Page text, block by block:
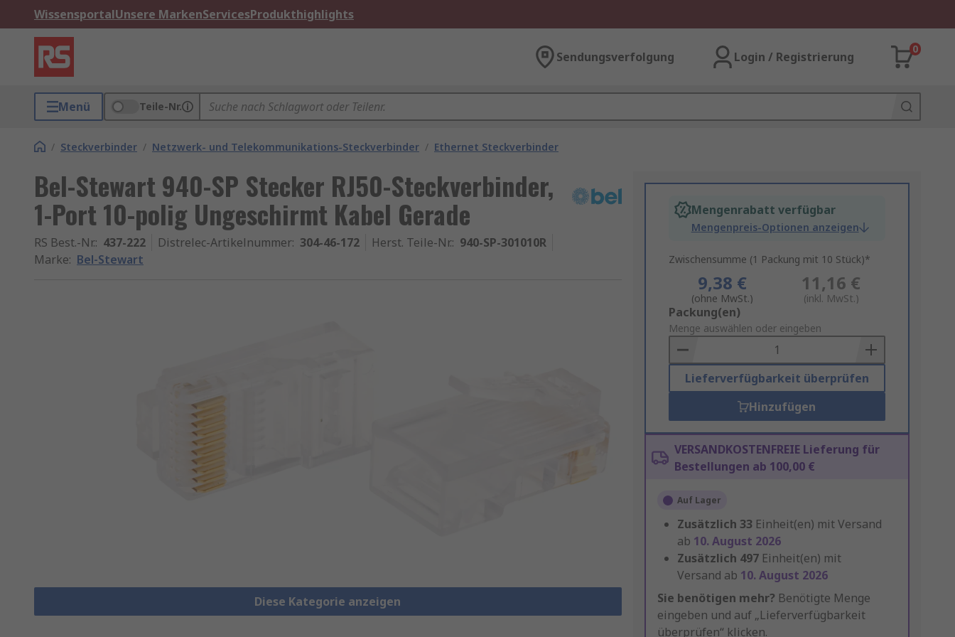
WissensportalUnsere MarkenServicesProdukthighlights
Sendungsverfolgung Login / Registrierung
0
Menü Teile-Nr.
/ Steckverbinder / Netzwerk- und Telekommunikations-Steckverbinder / Ethernet Steckverbinder
Bel-Stewart 940-SP Stecker RJ50-Steckverbinder,
1-Port 10-polig Ungeschirmt Kabel Gerade
RS Best.-Nr.: 437-222 Distrelec-Artikelnummer: 304-46-172 Herst. Teile-Nr.: 940-SP-301010R
Marke: Bel-Stewart
Diese Kategorie anzeigen
Mengenrabatt verfügbar
Mengenpreis-Optionen anzeigen
Zwischensumme (1 Packung mit 10 Stück)*
9,38 €
(ohne MwSt.)
11,16 €
(inkl. MwSt.)
Add
to
Basket
Packung(en)
Menge auswählen oder eingeben
Lieferverfügbarkeit überprüfen
Hinzufügen
VERSANDKOSTENFREIE Lieferung für
Bestellungen ab 100,00 €
Auf Lager
Zusätzlich 33 Einheit(en) mit Versand
ab 10. August 2026
Zusätzlich 497 Einheit(en) mit
Versand ab 10. August 2026
Sie benötigen mehr? Benötigte Menge
eingeben und auf „Lieferverfügbarkeit
überprüfen“ klicken.